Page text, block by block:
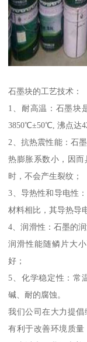
石墨块的工艺技术：
1、耐高温：石墨块
3850℃±50℃, 沸点达
2、抗热震性能：石
热膨胀系数小，因
时，不会产生裂纹；
3、导热性和导电性
材料相比，其导热导
4、润滑性：石墨的
润滑性能随鳞片大
好；
5、化学稳定性：常
碱、耐的腐蚀。
我们公司在大力提
有利于改善环境质量